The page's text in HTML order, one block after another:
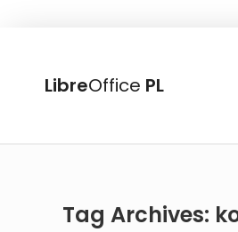
LibreOffice PL
Tag Archives: